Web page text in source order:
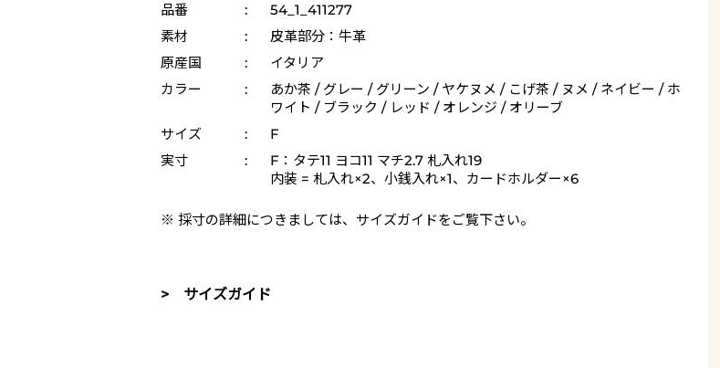
品番 :
54_1_411277
素材
:
皮革部分：牛革
原産国
:
イタリア
カラー
:
あか茶 / グレー / グリーン / ヤケヌメ / こげ茶 / ヌメ / ネイビー / ホ
ワイト / ブラック / レッド / オレンジ / オリーブ
サイズ
:
F
実寸
:
F：タテ11 ヨコ11 マチ2.7 札入れ19
内装 = 札入れ×2、小銭入れ×1、カードホルダー×6
※ 採寸の詳細につきましては、 サイズガイドをご覧下さい。
> サイズガイド